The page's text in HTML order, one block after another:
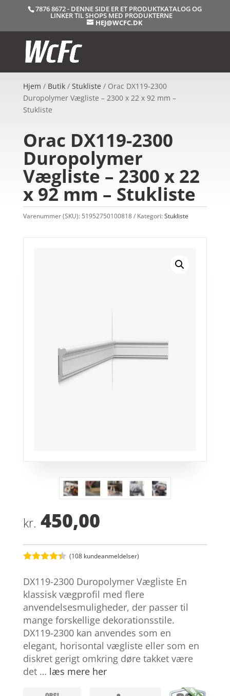
7876 8672 - DENNE SIDE ER ET PRODUKTKATALOG OG
LINKER TIL SHOPS MED PRODUKTERNE
HEJ@WCFC.DK
Hjem / Butik/ Stukliste / Orac DX119-2300
Duropolymer Vægliste – 2300 x 22 x 92 mm –
Stukliste
Orac DX119-2300
Duropolymer
Vægliste – 2300 x 22
x 92 mm – Stukliste
Varenummer (SKU): 51952750100818 Kategori:Stukliste
kr. 450,00
ud af 5
baseret
på
kundebedø
mmelser
(108 kundeanmeldelser)
DX119-2300 Duropolymer Vægliste En
klassisk vægprofil med flere
anvendelsesmuligheder, der passer til
mange forskellige dekorationsstile.
DX119-2300 kan anvendes som en
elegant, horisontal vægliste eller som en
diskret gerigt omkring døre takket være
det … læs mere her